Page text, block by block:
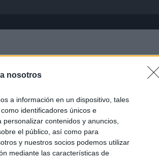
nosotros
a información en un dispositivo, tales
identificadores únicos e
contenidos y anuncios,
el público, así como para
y nuestros socios podemos utilizar
mediante las características de
Latinoamérica